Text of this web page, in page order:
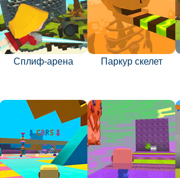
Сплиф-арена Паркур скелет